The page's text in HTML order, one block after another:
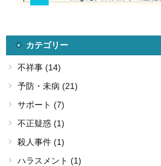
カテゴリー
不祥事 (14)
予防・未病 (21)
サポート (7)
不正疑惑 (1)
殺人事件 (1)
ハラスメント (1)